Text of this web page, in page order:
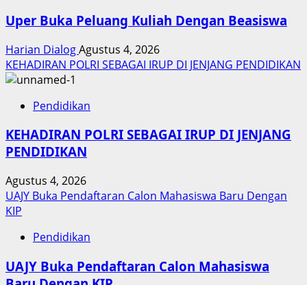
Uper Buka Peluang Kuliah Dengan Beasiswa
Harian DialogAgustus 4, 2026
KEHADIRAN POLRI SEBAGAI IRUP DI JENJANG PENDIDIKAN
Pendidikan
KEHADIRAN POLRI SEBAGAI IRUP DI JENJANG
PENDIDIKAN
Agustus 4, 2026
UAJY Buka Pendaftaran Calon Mahasiswa Baru Dengan
KIP
Pendidikan
UAJY Buka Pendaftaran Calon Mahasiswa